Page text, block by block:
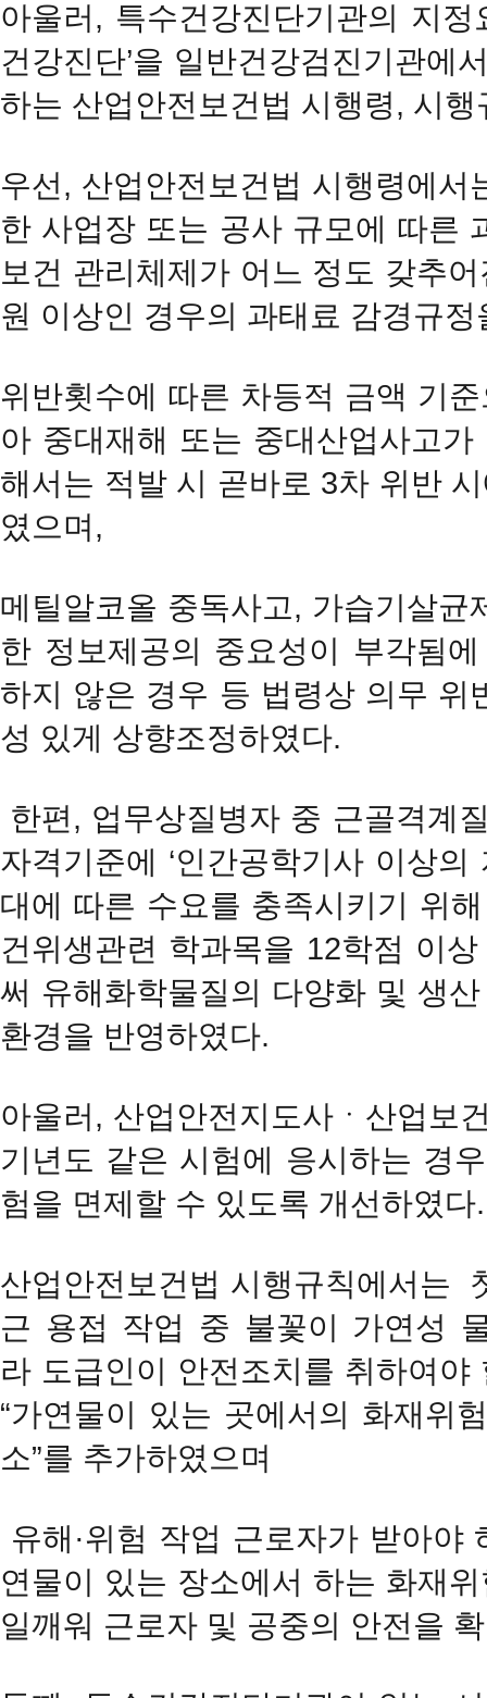
아울러, 특수건강진단기관의 지
건강진단’을 일반건강검진기관에
하는 산업안전보건법 시행령, 시
우선, 산업안전보건법 시행령에서
한 사업장 또는 공사 규모에 따른
보건 관리체제가 어느 정도 갖추
원 이상인 경우의 과태료 감경규
위반횟수에 따른 차등적 금액 기
아 중대재해 또는 중대산업사고
해서는 적발 시 곧바로 3차 위반
였으며,
메틸알코올 중독사고, 가습기살균
한 정보제공의 중요성이 부각됨
하지 않은 경우 등 법령상 의무
성 있게 상향조정하였다.
한편, 업무상질병자 중 근골격계
자격기준에 ‘인간공학기사 이상
대에 따른 수요를 충족시키기 위
건위생관련 학과목을 12학점 이
써 유해화학물질의 다양화 및 생
환경을 반영하였다.
아울러, 산업안전지도사ㆍ산업보
기년도 같은 시험에 응시하는 경
험을 면제할 수 있도록 개선하였다.
산업안전보건법 시행규칙에서는
근 용접 작업 중 불꽃이 가연성
라 도급인이 안전조치를 취하여야
“가연물이 있는 곳에서의 화재위
소”를 추가하였으며
유해·위험 작업 근로자가 받아야
연물이 있는 장소에서 하는 화재
일깨워 근로자 및 공중의 안전을